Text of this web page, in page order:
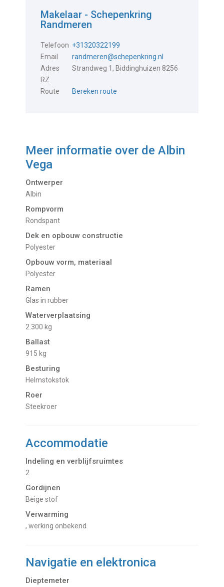
Makelaar - Schepenkring
Randmeren
Telefoon +31320322199
Email
randmeren@schepenkring.nl
Adres
Strandweg 1, Biddinghuizen 8256
RZ
Route
Bereken route
Meer informatie over deAlbin
Vega
Ontwerper
Albin
Rompvorm
Rondspant
Dek en opbouw constructie
Polyester
Opbouw vorm, materiaal
Polyester
Ramen
Glas in rubber
Waterverplaatsing
2.300 kg
Ballast
915 kg
Besturing
Helmstokstok
Roer
Steekroer
Accommodatie
Indeling en verblijfsruimtes
2
Gordijnen
Beige stof
Verwarming
, werking onbekend
Navigatie en elektronica
Dieptemeter